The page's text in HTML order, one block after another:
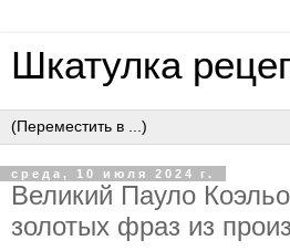
Шкатулка
среда, 10 июля 2024 г.
Великий Пауло
золотых фраз из